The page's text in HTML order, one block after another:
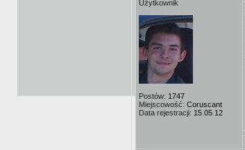
Użytkownik
Postów: 1747
Miejscowość: Coruscant
Data rejestracji: 15.05.12